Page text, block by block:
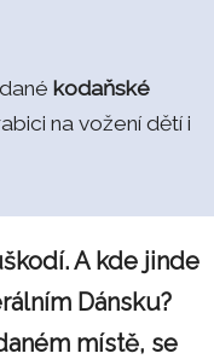
kodaňské
na vožení dětí i
A kde jinde
Dánsku?
místě, se